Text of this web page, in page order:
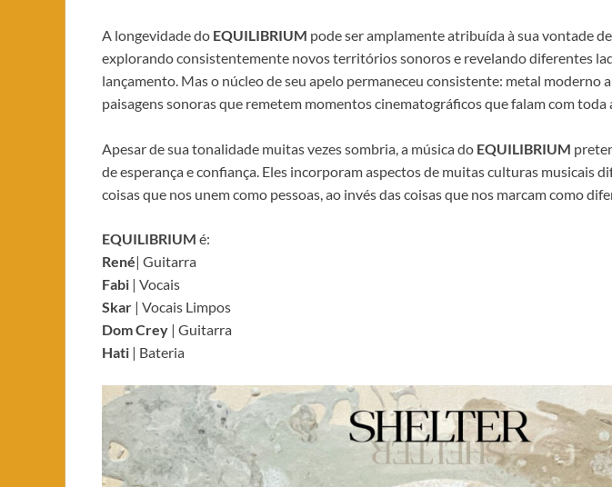
A longevidade do EQUILIBRIUM pode ser amplamente atribuída à sua vontade
explorando consistentemente novos territórios sonoros e revelando diferentes
lançamento. Mas o núcleo de seu apelo permaneceu consistente: metal moderno
paisagens sonoras que remetem momentos cinematográficos que falam com toda
Apesar de sua tonalidade muitas vezes sombria, a música do EQUILIBRIUM
de esperança e confiança. Eles incorporam aspectos de muitas culturas musicais
coisas que nos unem como pessoas, ao invés das coisas que nos marcam como
EQUILIBRIUM é:
René| Guitarra
Fabi | Vocais
Skar | Vocais Limpos
Dom Crey | Guitarra
Hati | Bateria